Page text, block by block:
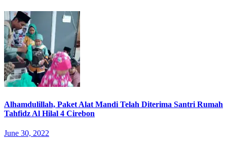
Alhamdulillah, Paket Alat Mandi Telah Diterima Santri Rumah
Tahfidz Al Hilal 4 Cirebon
June 30, 2022